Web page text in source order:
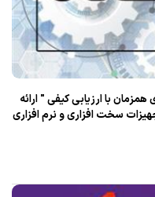
با ارزیابی کیفی " ارائه
سخت افزاری و نرم افزاری